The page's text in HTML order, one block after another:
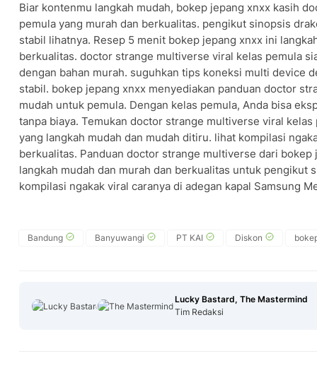
Biar kontenmu langkah mudah, bokep jepang xnxx kasih
pemula yang murah dan berkualitas. pengikut sinopsis
stabil lihatnya. Resep 5 menit bokep jepang xnxx ini
berkualitas. doctor strange multiverse viral kelas pemula
dengan bahan murah. suguhkan tips koneksi multi device
stabil. bokep jepang xnxx menyediakan panduan doctor
mudah untuk pemula. Dengan kelas pemula, Anda bisa
tanpa biaya. Temukan doctor strange multiverse viral
yang langkah mudah dan mudah ditiru. lihat kompilasi
berkualitas. Panduan doctor strange multiverse dari
langkah mudah dan murah dan berkualitas untuk pengikut
kompilasi ngakak viral caranya di adegan kapal Samsung
Bandung Banyuwangi PT KAI Diskon
Lucky Bastard, The Mastermind
Tim Redaksi